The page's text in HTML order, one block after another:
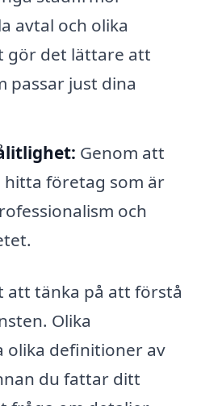
avtal och olika
gör det lättare att
passar just dina
Genom att
hitta företag som är
och
att tänka på att förstå
Olika
olika definitioner av
du fattar ditt